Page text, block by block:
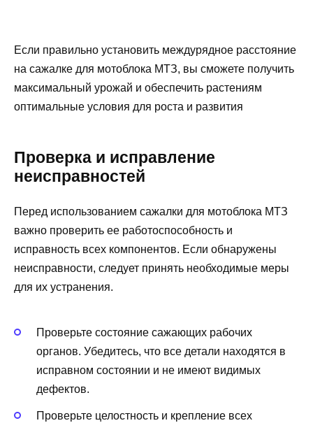
Если правильно установить междурядное расстояние
на сажалке для мотоблока МТЗ, вы сможете получить
максимальный урожай и обеспечить растениям
оптимальные условия для роста и развития
Проверка и исправление
неисправностей
Перед использованием сажалки для мотоблока МТЗ
важно проверить ее работоспособность и
исправность всех компонентов. Если обнаружены
неисправности, следует принять необходимые меры
для их устранения.
Проверьте состояние сажающих рабочих
органов. Убедитесь, что все детали находятся в
исправном состоянии и не имеют видимых
дефектов.
Проверьте целостность и крепление всех